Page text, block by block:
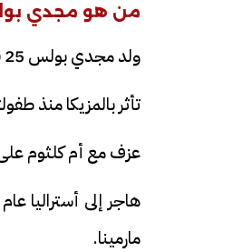
من هو مجدي
ولد مجدي بولس 25 فبراير 1941 في حي شبرا بالقاهرة.
تأثر بالمزيكا منذ
عزف مع أم كلثوم
مارمينا.